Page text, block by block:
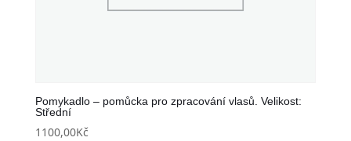
Pomykadlo – pomůcka pro zpracování vlasů. Velikost:
Střední
1100,00Kč